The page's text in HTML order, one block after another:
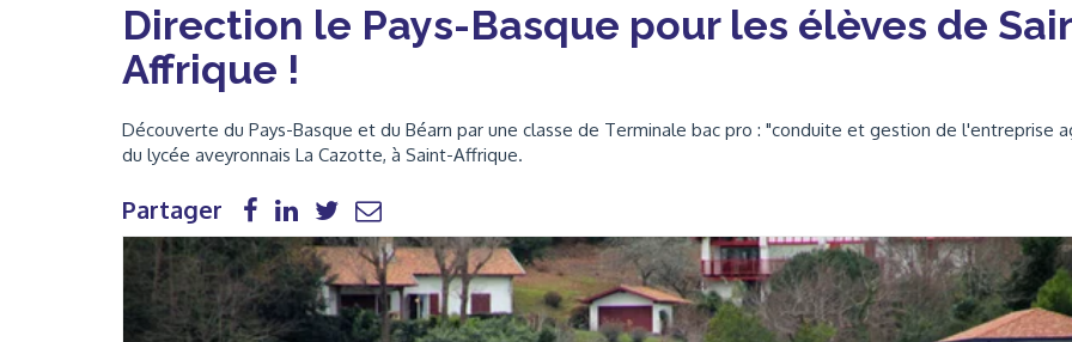
Direction le Pays-Basque pour les élèves de
Affrique !
Découverte du Pays-Basque et du Béarn par une classe de Terminale bac pro : "conduite et gestion de l'entreprise
du lycée aveyronnais La Cazotte, à Saint-Affrique.
Partager